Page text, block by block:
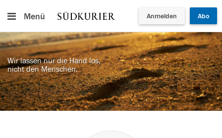
Menü Anmelden Abo
Wir lassen nur die Hand los,
nicht den Menschen.